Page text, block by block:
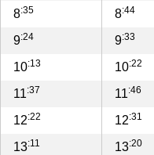
8:35 8:44
9:24 9:33
10:13 10:22
11:37 11:46
12:22 12:31
13:11 13:20